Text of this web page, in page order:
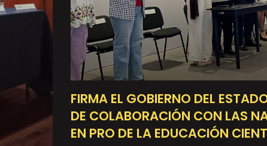
FIRMA EL GOBIERNO DEL
DE COLABORACIÓN CON LAS
EN PRO DE LA EDUCACIÓN